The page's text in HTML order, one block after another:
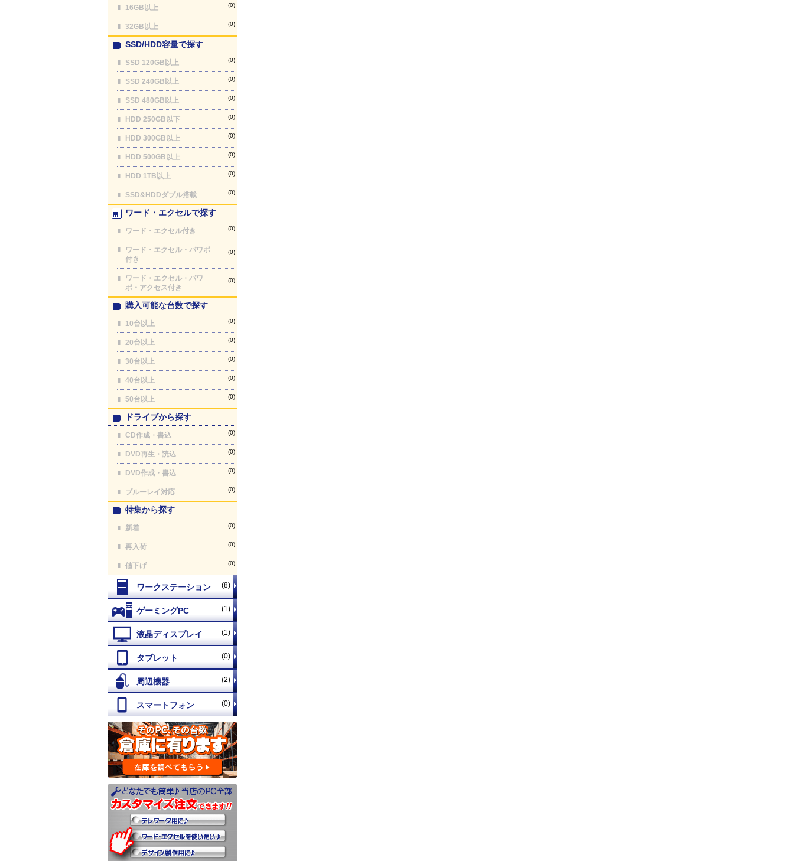
16GB以上 (0)
32GB以上 (0)
SSD/HDD容量で探す
SSD 120GB以上 (0)
SSD 240GB以上 (0)
SSD 480GB以上 (0)
HDD 250GB以下 (0)
HDD 300GB以上 (0)
HDD 500GB以上 (0)
HDD 1TB以上 (0)
SSD&HDDダブル搭載 (0)
ワード・エクセルで探す
ワード・エクセル付き (0)
ワード・エクセル・パワポ
付き
(0)
ワード・エクセル・パワ
ポ・アクセス付き
(0)
購入可能な台数で探す
10台以上 (0)
20台以上 (0)
30台以上 (0)
40台以上 (0)
50台以上 (0)
ドライブから探す
CD作成・書込 (0)
DVD再生・読込 (0)
DVD作成・書込 (0)
ブルーレイ対応 (0)
特集から探す
新着 (0)
再入荷 (0)
値下げ (0)
(8)
(1)
(1)
(0)
(2)
(0)